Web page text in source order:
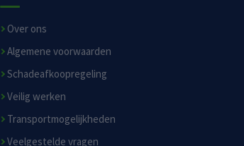
Over ons
Algemene voorwaarden
Schadeafkoopregeling
Veilig werken
Transportmogelijkheden
Veelgestelde vragen